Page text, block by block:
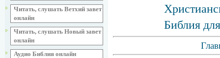
Читать, слушать Ветхий завет
онлайн
Читать, слушать Новый завет
онлайн
Аудио Библия онлайн
Библия